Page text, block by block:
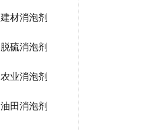
建材消泡剂
脱硫消泡剂
农业消泡剂
油田消泡剂